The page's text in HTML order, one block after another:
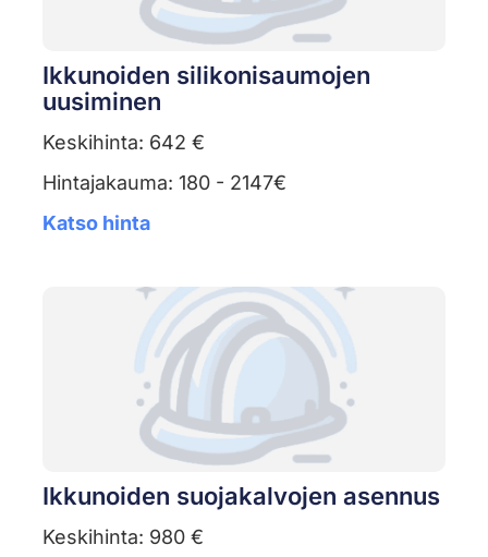
Ikkunoiden silikonisaumojen
uusiminen
Keskihinta: 642 €
Hintajakauma: 180 - 2147€
Katso hinta
Ikkunoiden suojakalvojen asennus
Keskihinta: 980 €